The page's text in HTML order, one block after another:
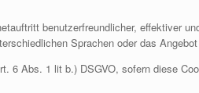
benutzerfreundlicher, effektiver
Sprachen oder das
6 Abs. 1 lit b.) DSGVO, sofern diese